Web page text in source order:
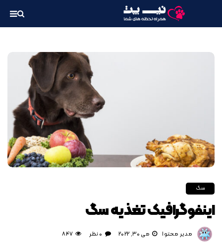
سگ
اینفوگرافیک تغذیه سگ
مدیر محتوا می 30, 2022 0 نظر 847